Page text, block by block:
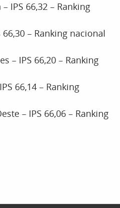
IPS 66,32 – Ranking
66,30 – Ranking nacional
– IPS 66,20 – Ranking
66,14 – Ranking
– IPS 66,06 – Ranking